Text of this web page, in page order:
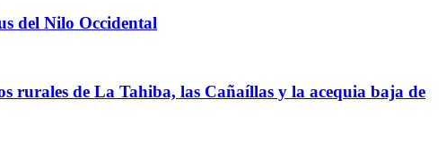
del Nilo Occidental
rurales de La Tahiba, las Cañaíllas y la acequia baja de